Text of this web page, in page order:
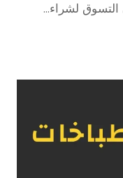
التسوق لشراء…